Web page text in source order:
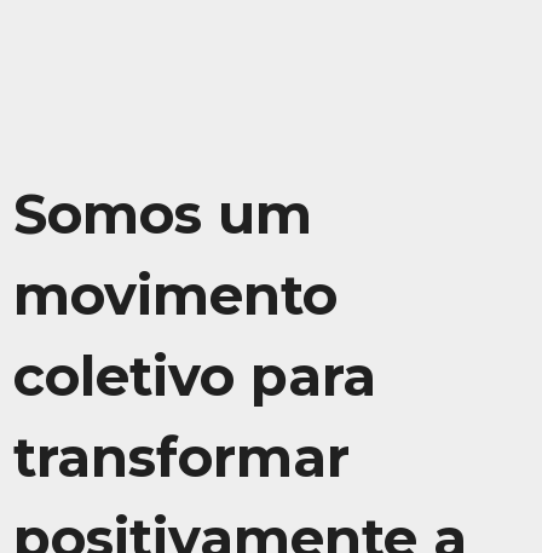
Somos um
movimento
coletivo para
transformar
positivamente a